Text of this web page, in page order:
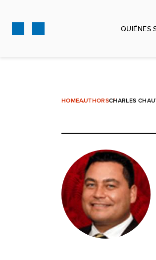
contenido
QUIÉNES
HOMEAUTHORSCHARLES